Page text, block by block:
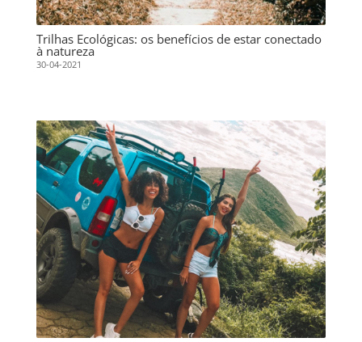
Trilhas Ecológicas: os benefícios de estar conectado
à natureza
30-04-2021